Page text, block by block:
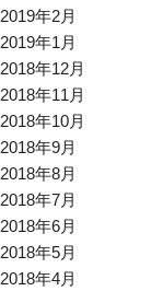
2019年2月
2019年1月
2018年12月
2018年11月
2018年10月
2018年9月
2018年8月
2018年7月
2018年6月
2018年5月
2018年4月